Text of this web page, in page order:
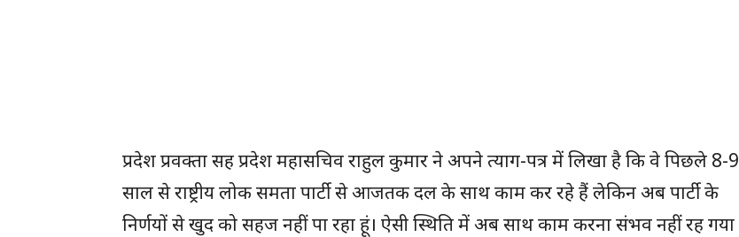
प्रदेश प्रवक्ता सह प्रदेश महासचिव राहुल कुमार ने अपने त्याग-पत्र में लिखा है कि वे पिछले 8-9
साल से राष्ट्रीय लोक समता पार्टी से आजतक दल के साथ काम कर रहे हैं लेकिन अब पार्टी के
निर्णयों से खुद को सहज नहीं पा रहा हूं। ऐसी स्थिति में अब साथ काम करना संभव नहीं रह गया